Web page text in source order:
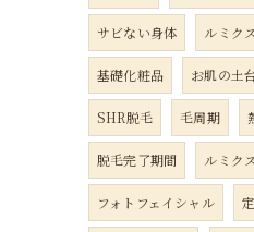
サビない身体 ルミク
基礎化粧品 お肌の土
SHR脱毛 毛周期
脱毛完了期間 ルミク
フォトフェイシャル